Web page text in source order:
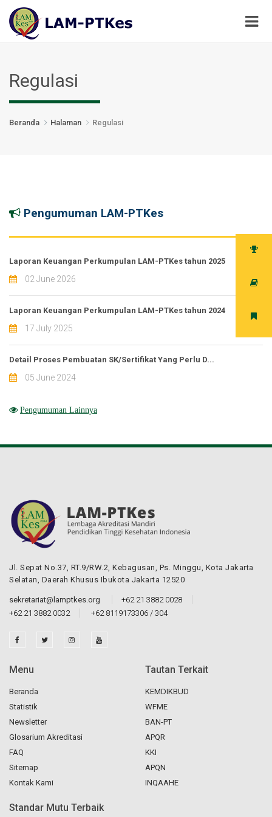
Regulasi
Beranda Halaman Regulasi
Pengumuman LAM-PTKes
Laporan Keuangan Perkumpulan LAM-PTKes tahun 2025
02 June 2026
Laporan Keuangan Perkumpulan LAM-PTKes tahun 2024
17 July 2025
Detail Proses Pembuatan SK/Sertifikat Yang Perlu D...
05 June 2024
Pengumuman Lainnya
Jl. Sepat No.37, RT.9/RW.2, Kebagusan, Ps. Minggu, Kota Jakarta
Selatan, Daerah Khusus Ibukota Jakarta 12520
sekretariat@lamptkes.org
+62 21 3882 0028
+62 21 3882 0032
+62 8119173306 / 304
Menu
Beranda
Statistik
Newsletter
Glosarium Akreditasi
FAQ
Sitemap
Kontak Kami
Tautan Terkait
KEMDIKBUD
WFME
BAN-PT
APQR
KKI
APQN
INQAAHE
Standar Mutu Terbaik